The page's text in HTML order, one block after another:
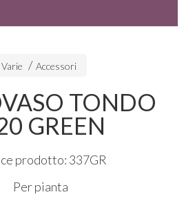
Varie Accessori
TONDO
GREEN
prodotto: 337GR
Per pianta